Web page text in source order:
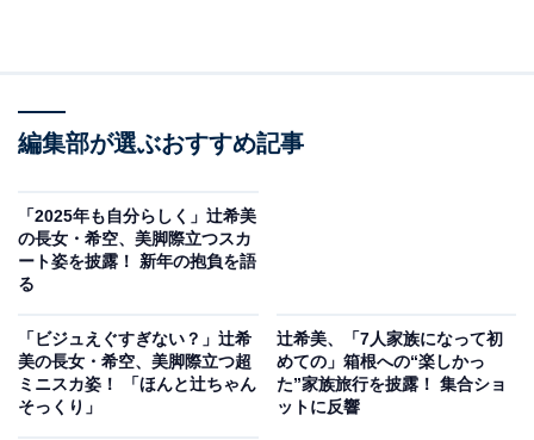
編集部が選ぶおすすめ記事
「2025年も自分らしく」辻希美
の長女・希空、美脚際立つスカ
ート姿を披露！ 新年の抱負を語
る
「ビジュえぐすぎない？」辻希
美の長女・希空、美脚際立つ超
ミニスカ姿！ 「ほんと辻ちゃん
そっくり」
辻希美、「7人家族になって初
めての」箱根への“楽しかっ
た”家族旅行を披露！ 集合ショ
ットに反響